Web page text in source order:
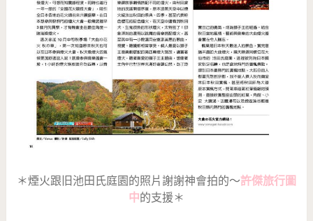
＊煙火跟旧池田氏庭園的照片謝謝神會拍的～許傑旅行圖
中的支援＊